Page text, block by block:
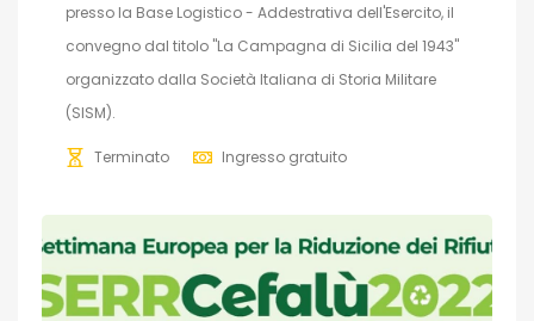
presso la Base Logistico - Addestrativa dell'Esercito, il
convegno dal titolo "La Campagna di Sicilia del 1943"
organizzato dalla Società Italiana di Storia Militare
(SISM).
Terminato Ingresso gratuito